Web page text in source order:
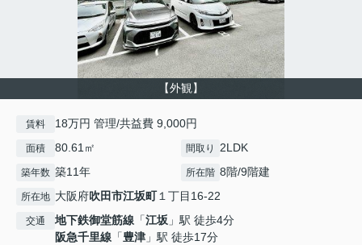
【外観】
賃料 18万円 管理/共益費 9,000円
面積 80.61㎡ 間取り 2LDK
築年数 築11年 所在階 8階/9階建
所在地 大阪府吹田市江坂町１丁目16-22
交通 地下鉄御堂筋線 「江坂 」駅 徒歩4分
阪急千里線 「豊津 」駅 徒歩17分